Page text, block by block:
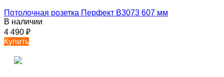
Потолочная розетка Перфект B3073 607 мм
В наличии
4 490 ₽
Купить